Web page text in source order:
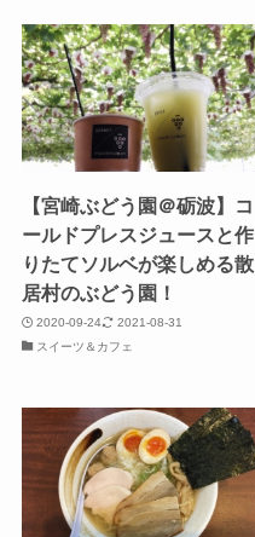
【宮崎ぶどう園＠砺波】コ
ールドプレスジュースと作
りたてソルベが楽しめる散
居村のぶどう園！
2020-09-24
2021-08-31
スイーツ＆カフェ